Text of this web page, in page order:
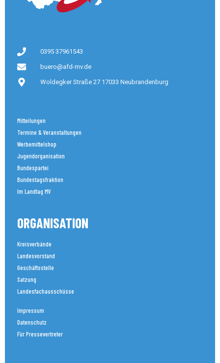
0395 37961543
buero@afd-mv.de
Woldegker Straße 27 17033 Neubrandenburg
Mitteilungen
Termine & Veranstaltungen
Werbemittelshop
Jugendorganisation
Bundespartei
Bundestagsfraktion
Im Landtag MV
ORGANISATION
Kreisverbände
Landesvorstand
Geschäftsstelle
Satzung
Landesfachausschüsse
Impressum
Datenschutz
Für Pressevertreter